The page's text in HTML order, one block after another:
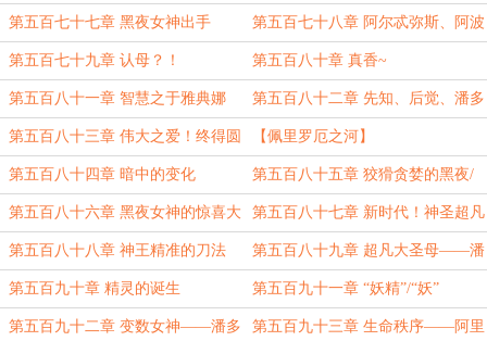
去做啊
第五百七十七章 黑夜女神出手 第五百七十八章 阿尔忒弥斯、阿波
罗
第五百七十九章 认母？！ 第五百八十章 真香~
第五百八十一章 智慧之于雅典娜 第五百八十二章 先知、后觉、潘多
第五百八十三章 伟大之爱！终得圆
满之爱！
【佩里罗厄之河】
第五百八十四章 暗中的变化 第五百八十五章 狡猾贪婪的黑夜/
厄里斯
第五百八十六章 黑夜女神的惊喜大
礼！
第五百八十七章 新时代！神圣超凡
圣母——埃瑞丝！
第五百八十八章 神王精准的刀法 第五百八十九章 超凡大圣母——潘
狄亚/阿尔忒弥斯的发现
第五百九十章 精灵的诞生 第五百九十一章 “妖精”/“妖”
第五百九十二章 变数女神——潘多 第五百九十三章 生命秩序——阿里